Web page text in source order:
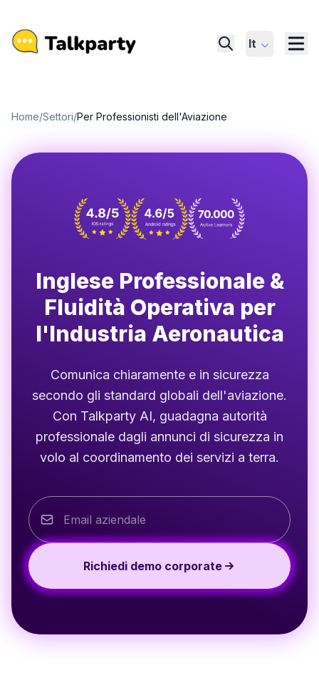
It
Home/Settori/Per Professionisti dell'Aviazione
Inglese Professionale &
Fluidità Operativa per
l'Industria Aeronautica
Comunica chiaramente e in sicurezza
secondo gli standard globali dell'aviazione.
Con Talkparty AI, guadagna autorità
professionale dagli annunci di sicurezza in
volo al coordinamento dei servizi a terra.
Richiedi demo corporate